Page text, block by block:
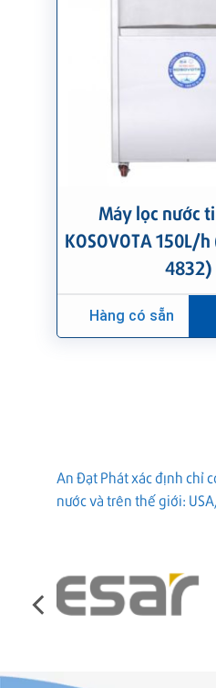
Máy lọc nước
KOSOVOTA 150L/
4832)
Hàng có sẵn
An Đạt Phát xác định chỉ
nước và trên thế giới: